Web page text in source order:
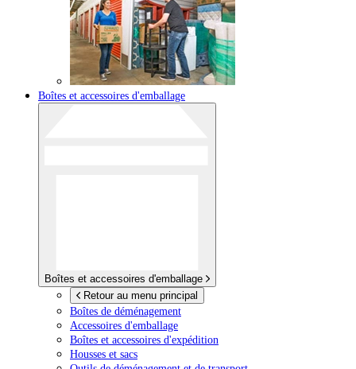
Boîtes et accessoires d'emballage
Boîtes et accessoires d'emballage
Retour au menu principal
Boîtes de déménagement
Accessoires d'emballage
Boîtes et accessoires d'expédition
Housses et sacs